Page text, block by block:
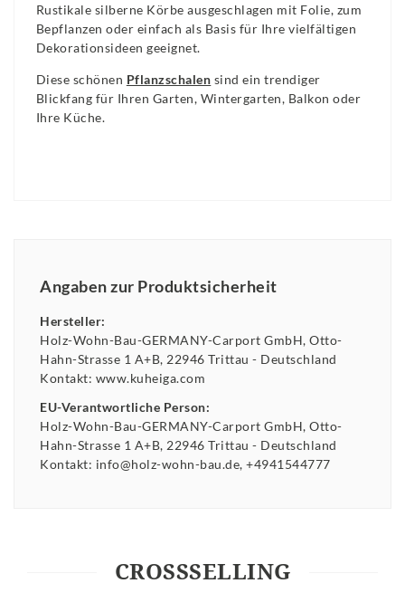
Rustikale silberne Körbeausgeschlagen mit Folie, zum
Bepflanzen oder einfach als Basis für Ihre vielfältigen
Dekorationsideen geeignet.
Diese schönen Pflanzschalen sind ein trendiger
Blickfang für Ihren Garten, Wintergarten, Balkon oder
Ihre Küche.
Angaben zur Produktsicherheit
Hersteller:
Holz-Wohn-Bau-GERMANY-Carport GmbH Otto-
Hahn-Strasse 1 A+B 22946 Trittau
Deutschland
Kontakt: www.kuheiga.com
EU-Verantwortliche Person:
Holz-Wohn-Bau-GERMANY-Carport GmbH Otto-
Hahn-Strasse 1 A+B 22946 Trittau
Deutschland
Kontakt: info@holz-wohn-bau.de +4941544777
CROSSSELLING